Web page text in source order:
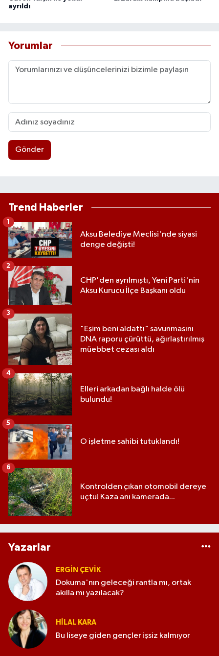
ayrıldı
Yorumlar
Gönder
Trend Haberler
Aksu Belediye Meclisi'nde siyasi
denge değişti!
1
CHP'den ayrılmıştı, Yeni Parti'nin
Aksu Kurucu İlçe Başkanı oldu
2
"Eşim beni aldattı" savunmasını
DNA raporu çürüttü, ağırlaştırılmış
müebbet cezası aldı
3
Elleri arkadan bağlı halde ölü
bulundu!
4
O işletme sahibi tutuklandı!
5
Kontrolden çıkan otomobil dereye
uçtu! Kaza anı kamerada...
6
Yazarlar
ERGIN ÇEVİK
Dokuma'nın geleceği rantla mı, ortak
akılla mı yazılacak?
HILAL KARA
Bu liseye giden gençler işsiz kalmıyor